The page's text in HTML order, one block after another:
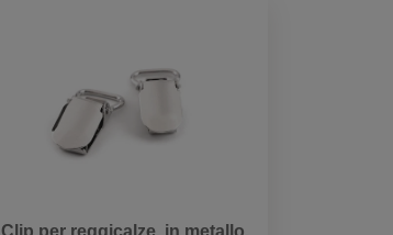
Clip per reggicalze, in metallo,